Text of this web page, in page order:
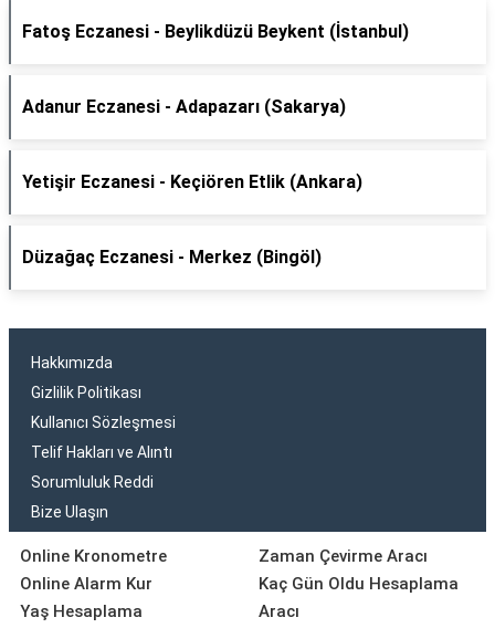
Fatoş Eczanesi - Beylikdüzü Beykent (İstanbul)
Adanur Eczanesi - Adapazarı (Sakarya)
Yetişir Eczanesi - Keçiören Etlik (Ankara)
Düzağaç Eczanesi - Merkez (Bingöl)
Hakkımızda
Gizlilik Politikası
Kullanıcı Sözleşmesi
Telif Hakları ve Alıntı
Sorumluluk Reddi
Bize Ulaşın
Online Kronometre
Online Alarm Kur
Yaş Hesaplama
Zaman Çevirme Aracı
Kaç Gün Oldu Hesaplama
Aracı